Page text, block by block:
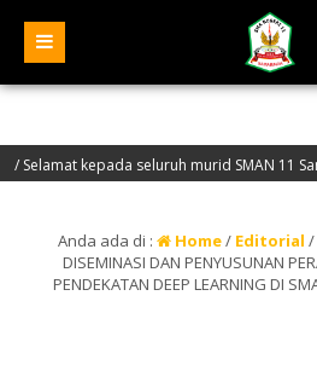
seluruh murid SMAN 11 Samarinda yang
di Website Resmi SMA Negeri 11 Samarinda
Anda ada di : Home/ Editorial /
DISEMINASI DAN PENYUSUNAN
PENDEKATAN DEEP LEARNING DI